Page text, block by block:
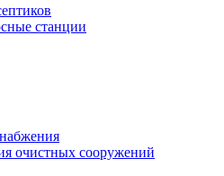
станции
очистных сооружений